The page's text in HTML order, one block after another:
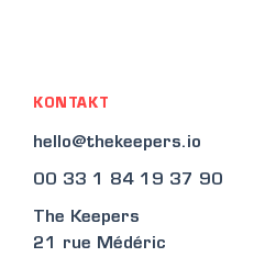
KONTAKT
hello@thekeepers.io
00 33 1 84 19 37 90
The Keepers
21 rue Médéric